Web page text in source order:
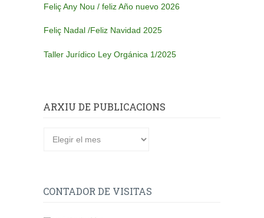
Feliç Any Nou / feliz Año nuevo 2026
Feliç Nadal /Feliz Navidad 2025
Taller Jurídico Ley Orgánica 1/2025
ARXIU DE PUBLICACIONS
CONTADOR DE VISITAS